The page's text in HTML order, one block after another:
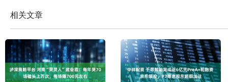
相关文章